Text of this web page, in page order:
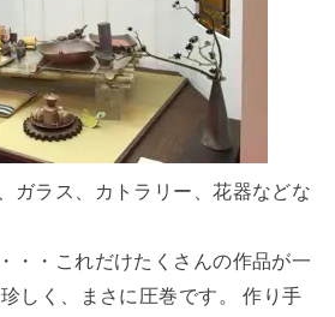
ガラス、カトラリー、花器などな
・・これだけたくさんの作品が一
しく、まさに圧巻です。 作り手